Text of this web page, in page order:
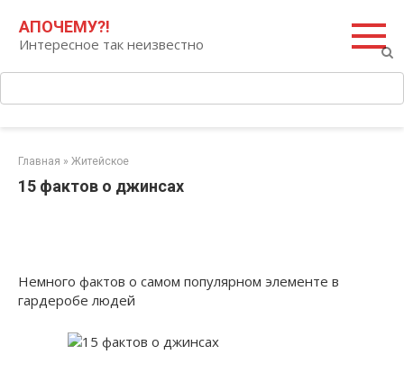
контенту
АПОЧЕМУ?!
Интересное так неизвестно
Главная » Житейское
15 фактов о джинсах
Немного фактов о самом популярном элементе в
гардеробе людей